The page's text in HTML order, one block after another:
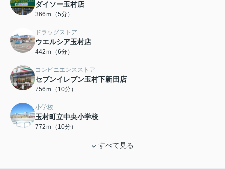
ダイソー玉村店
366ｍ（5分）
ドラッグストア
ウエルシア玉村店
442ｍ（6分）
コンビニエンスストア
セブンイレブン玉村下新田店
756ｍ（10分）
小学校
玉村町立中央小学校
772ｍ（10分）
すべて見る